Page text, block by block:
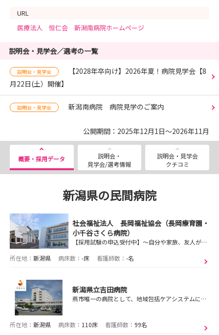
URL
医療法人 恒仁会 新潟南病院ホームページ
説明会・見学会／選考の一覧
説明会・見学会
【2028年卒向け】2026年夏！病院見学会【8
月22日(土）開催】
説明会・見学会 新潟南病院 病院見学のご案内
公開期間：2025年12月1日～2026年11月
概要・採用データ
説明会・
見学会/選考情報
説明会・見学会
クチコミ
新潟県の民間病院
社会福祉法人 長岡福祉協会（長岡療育園・
小千谷さくら病院）
【採用試験の申込受付中】～自分や家族、友人が利用したいと思うサービスの提供～ ／患者さんと職員の笑い声溢れる病棟／幅広い専門知識で多様な看護キャリアが歩めます♪
所在地： 新潟県 病床数： -床 看護師数： -名
新潟県立吉田病院
燕市唯一の病院として、地域包括ケアシステムにおける医療の中心的役割を担う、地域密着型病院
所在地： 新潟県 病床数： 110床 看護師数： 99名